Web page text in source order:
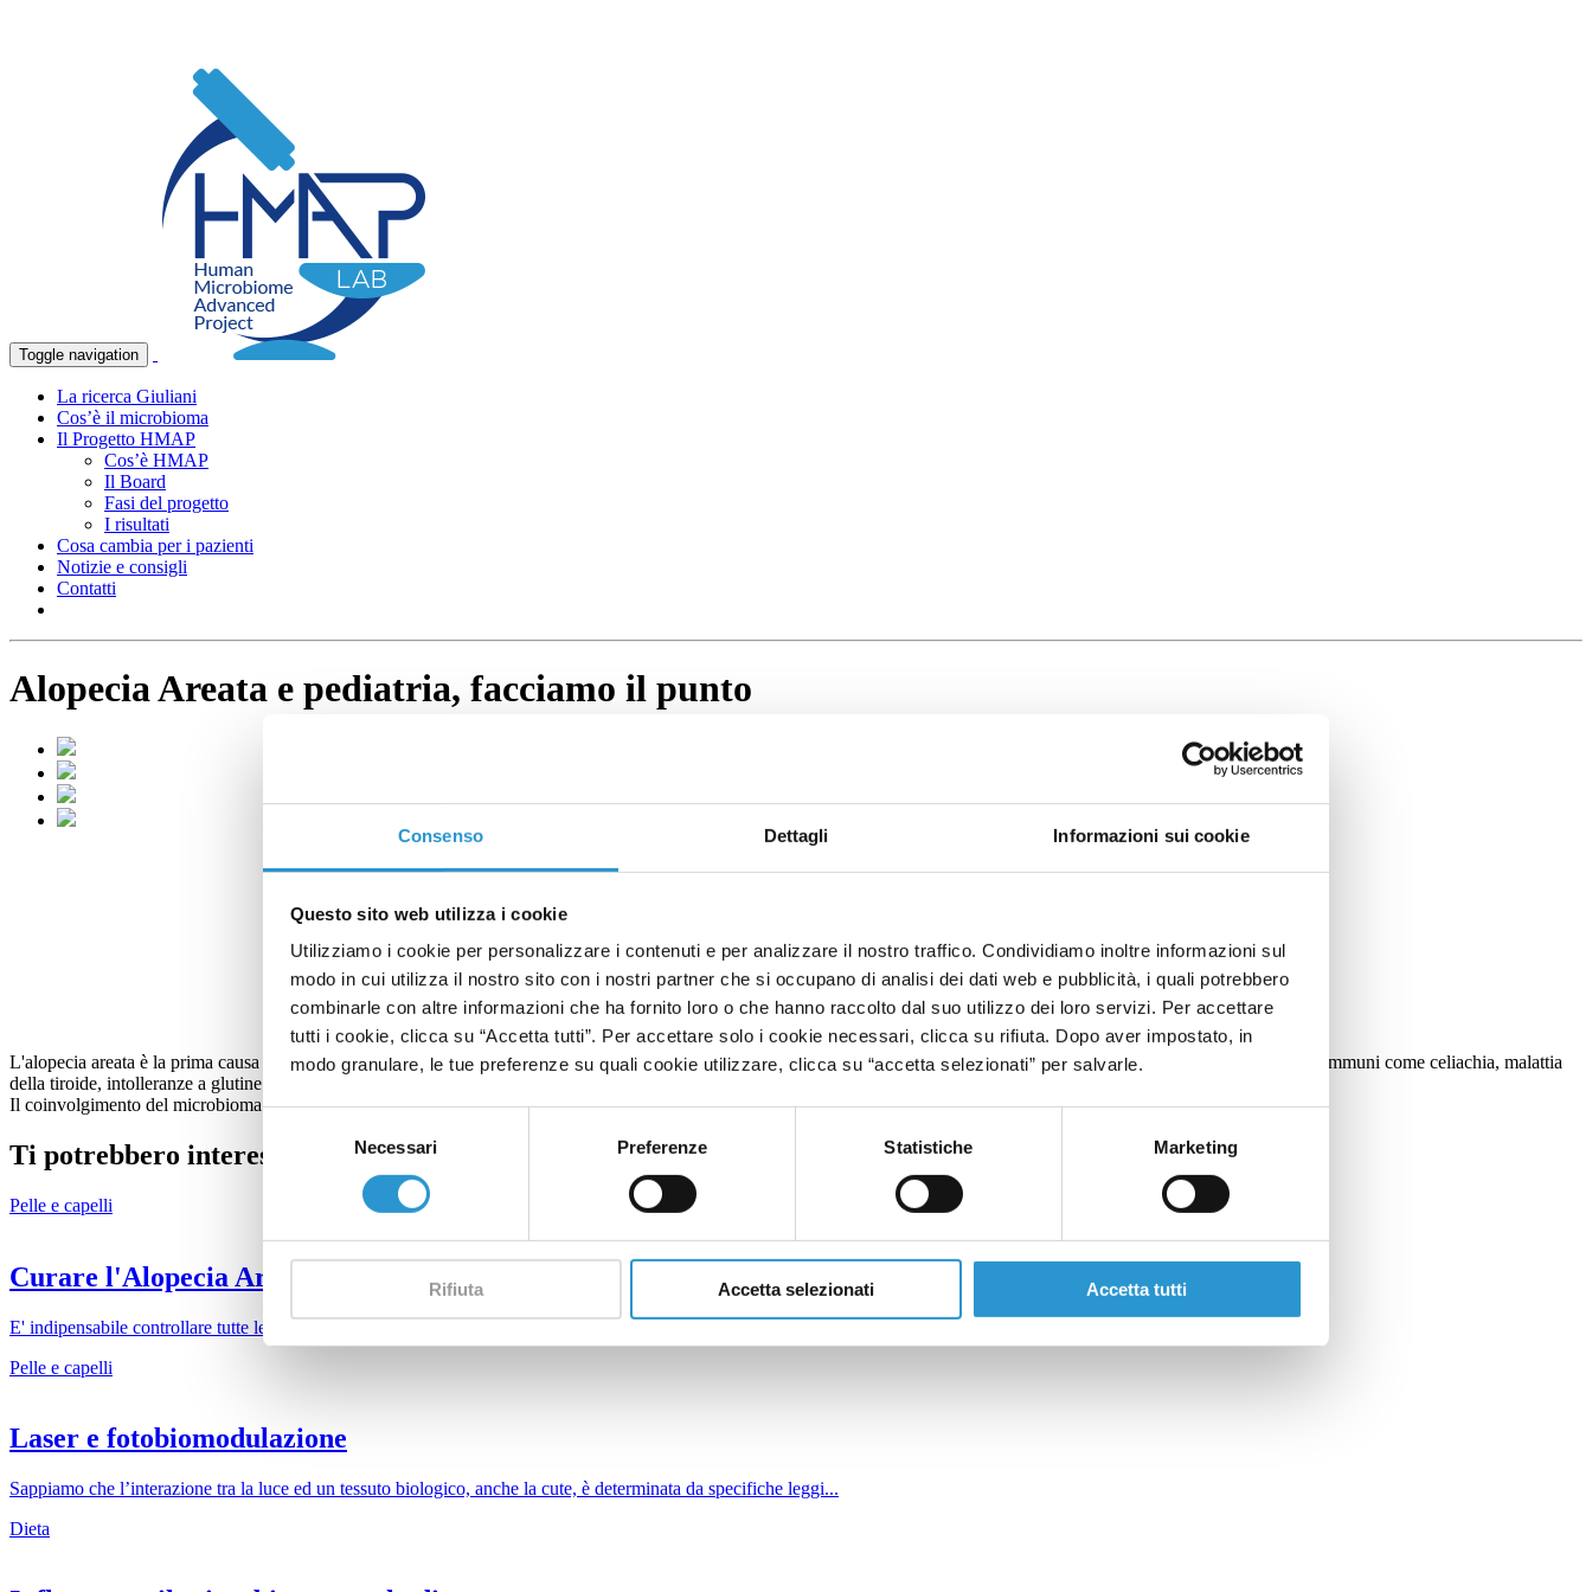
Consenso Dettagli Informazioni sui cookie
Questo sito web utilizza i cookie
Utilizziamo i cookie per personalizzare i contenuti e per analizzare il nostro traffico. Condividiamo inoltre informazioni sul
modo in cui utilizza il nostro sito con i nostri partner che si occupano di analisi dei dati web e pubblicità, i quali potrebbero
combinarle con altre informazioni che ha fornito loro o che hanno raccolto dal suo utilizzo dei loro servizi. Per accettare
tutti i cookie, clicca su “Accetta tutti”. Per accettare solo i cookie necessari, clicca su rifiuta. Dopo aver impostato, in
modo granulare, le tue preferenze su quali cookie utilizzare, clicca su “accetta selezionati” per salvarle.
del
Necessari Preferenze Statistiche Marketing
Rifiuta Accetta selezionati Accetta tutti
Toggle navigation
La ricerca Giuliani
Cos’è il microbioma
Il Progetto HMAP
Cos’è HMAP
Il Board
Fasi del progetto
I risultati
Cosa cambia per i pazienti
Notizie e consigli
Contatti
Alopecia Areata e pediatria, facciamo il punto
L'alopecia areata è la prima causa di perdita di capelli nei bambini, ha un aspetto psicologico importante negli adulti come nei bambini e, a volte, è correlata ad altre malattie autoimmuni come celiachia, malattia
della tiroide, intolleranze a glutine e lattosio per questo possiamo dire che l’alopecia areata è spesso indice di altre patologie.
Il coinvolgimento del microbioma in questa patologia è chiaro, curando la disbiosi intestinale si riesce ad ottenere un miglioramento per questa patologia.
Ti potrebbero interessare
Pelle e capelli
Curare l'Alopecia Areata lavorando sul Microbioma
E' indipensabile controllare tutte le alterazioni del microbiota intestinale, origine dell'alterazione cutanea...
Pelle e capelli
Laser e fotobiomodulazione
Sappiamo che l’interazione tra la luce ed un tessuto biologico, anche la cute, è determinata da specifiche leggi...
Dieta